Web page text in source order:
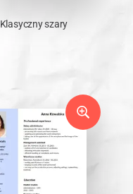
Klasyczny szary